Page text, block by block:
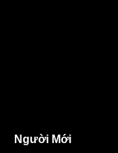
Người Mới